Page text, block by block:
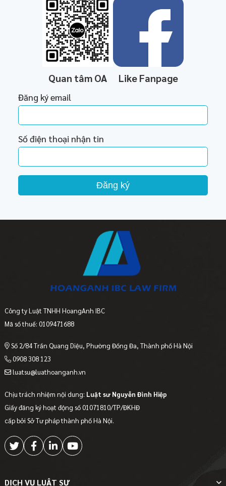
Quan tâm OA Like Fanpage
Đăng ký email
Số điện thoại nhận tin
Đăng ký
Công ty Luật TNHH HoangAnh IBC
Mã số thuế: 0109471688
Số 2/84 Trần Quang Diệu, Phường Đống Đa, Thành phố Hà Nội
0908 308 123
luatsu@luathoanganh.vn
Chịu trách nhiệm nội dung: Luật sư Nguyễn Đình Hiệp
Giấy đăng ký hoạt động số 01071810/TP/ĐKHĐ
cấp bởi Sở Tư pháp thành phố Hà Nội.
DỊCH VỤ LUẬT SƯ